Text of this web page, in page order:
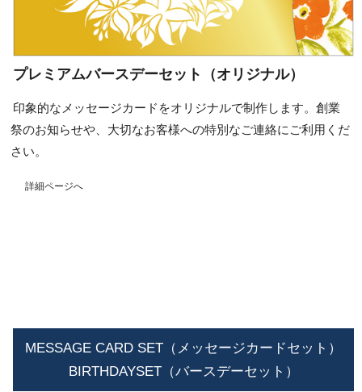
プレミアムバースデーセット（オリジナル）
印象的なメッセージカードをオリジナルで制作します。創業
祭のお知らせや、大切なお客様への特別なご連絡にご利用くだ
さい。
詳細ページへ
MESSAGE CARD SET（メッセージカードセット）
BIRTHDAYSET（バースデーセット）